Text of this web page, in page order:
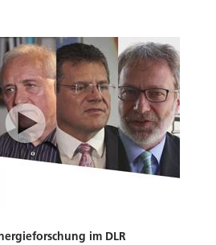
im DLR